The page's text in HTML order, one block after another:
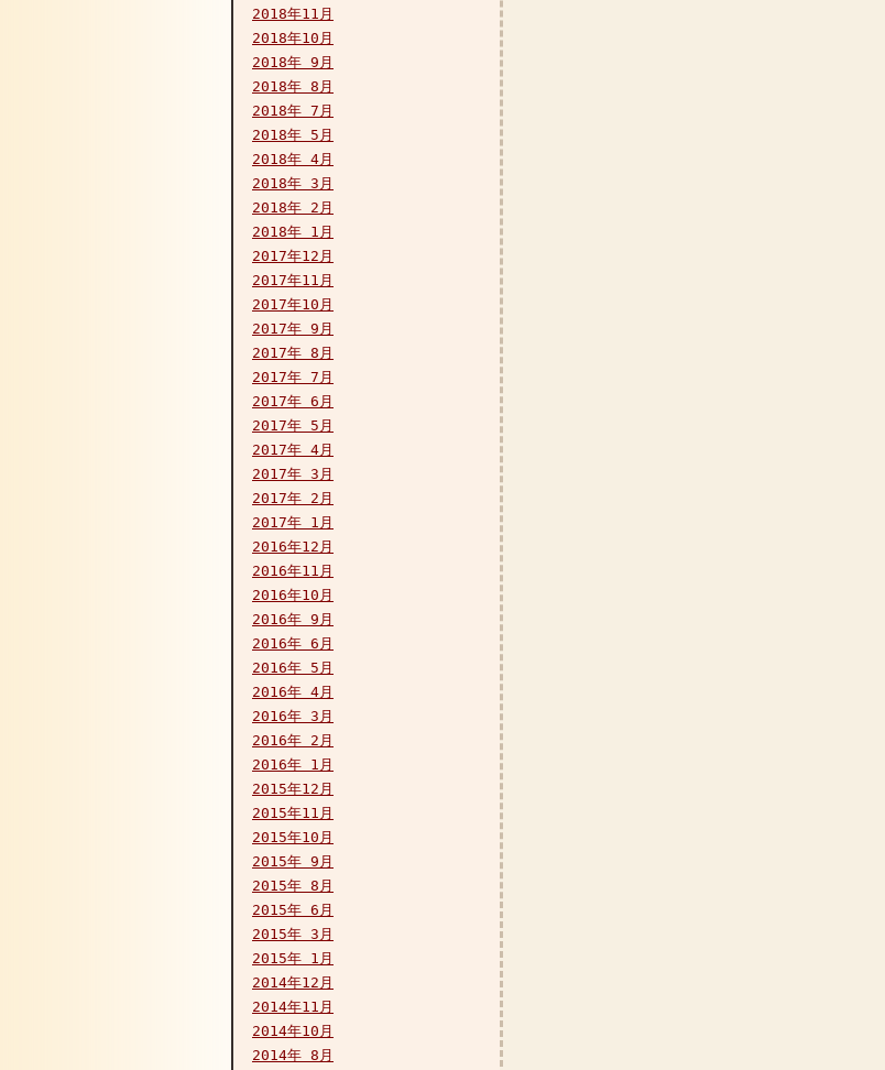
2018年11月
2018年10月
2018年 9月
2018年 8月
2018年 7月
2018年 5月
2018年 4月
2018年 3月
2018年 2月
2018年 1月
2017年12月
2017年11月
2017年10月
2017年 9月
2017年 8月
2017年 7月
2017年 6月
2017年 5月
2017年 4月
2017年 3月
2017年 2月
2017年 1月
2016年12月
2016年11月
2016年10月
2016年 9月
2016年 6月
2016年 5月
2016年 4月
2016年 3月
2016年 2月
2016年 1月
2015年12月
2015年11月
2015年10月
2015年 9月
2015年 8月
2015年 6月
2015年 3月
2015年 1月
2014年12月
2014年11月
2014年10月
2014年 8月